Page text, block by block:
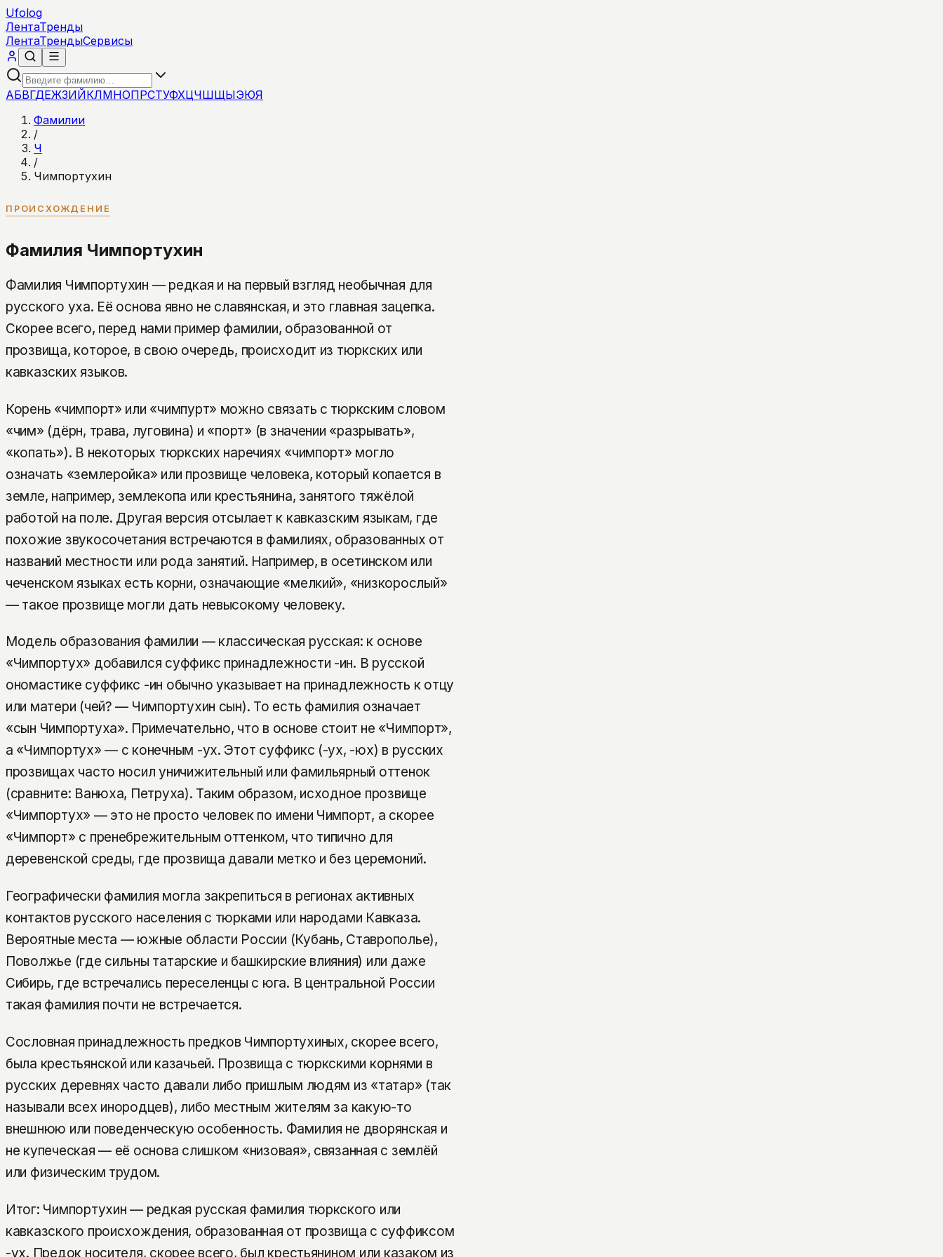
Ufolog
ЛентаТренды
ЛентаТрендыСервисы
АБВГДЕЖЗИЙКЛМНОПРСТУФХЦЧШЩЫЭЮЯ
Фамилии
/
Ч
/
Чимпортухин
ПРОИСХОЖДЕНИЕ
Фамилия Чимпортухин
Фамилия Чимпортухин — редкая и на первый взгляд необычная для
русского уха. Её основа явно не славянская, и это главная зацепка.
Скорее всего, перед нами пример фамилии, образованной от
прозвища, которое, в свою очередь, происходит из тюркских или
кавказских языков.
Корень «чимпорт» или «чимпурт» можно связать с тюркским словом
«чим» (дёрн, трава, луговина) и «порт» (в значении «разрывать»,
«копать»). В некоторых тюркских наречиях «чимпорт» могло
означать «землеройка» или прозвище человека, который копается в
земле, например, землекопа или крестьянина, занятого тяжёлой
работой на поле. Другая версия отсылает к кавказским языкам, где
похожие звукосочетания встречаются в фамилиях, образованных от
названий местности или рода занятий. Например, в осетинском или
чеченском языках есть корни, означающие «мелкий», «низкорослый»
— такое прозвище могли дать невысокому человеку.
Модель образования фамилии — классическая русская: к основе
«Чимпортух» добавился суффикс принадлежности -ин. В русской
ономастике суффикс -ин обычно указывает на принадлежность к отцу
или матери (чей? — Чимпортухин сын). То есть фамилия означает
«сын Чимпортуха». Примечательно, что в основе стоит не «Чимпорт»,
а «Чимпортух» — с конечным -ух. Этот суффикс (-ух, -юх) в русских
прозвищах часто носил уничижительный или фамильярный оттенок
(сравните: Ванюха, Петруха). Таким образом, исходное прозвище
«Чимпортух» — это не просто человек по имени Чимпорт, а скорее
«Чимпорт» с пренебрежительным оттенком, что типично для
деревенской среды, где прозвища давали метко и без церемоний.
Географически фамилия могла закрепиться в регионах активных
контактов русского населения с тюрками или народами Кавказа.
Вероятные места — южные области России (Кубань, Ставрополье),
Поволжье (где сильны татарские и башкирские влияния) или даже
Сибирь, где встречались переселенцы с юга. В центральной России
такая фамилия почти не встречается.
Сословная принадлежность предков Чимпортухиных, скорее всего,
была крестьянской или казачьей. Прозвища с тюркскими корнями в
русских деревнях часто давали либо пришлым людям из «татар» (так
называли всех инородцев), либо местным жителям за какую-то
внешнюю или поведенческую особенность. Фамилия не дворянская и
не купеческая — её основа слишком «низовая», связанная с землёй
или физическим трудом.
Итог: Чимпортухин — редкая русская фамилия тюркского или
кавказского происхождения, образованная от прозвища с суффиксом
-ух. Предок носителя, скорее всего, был крестьянином или казаком из